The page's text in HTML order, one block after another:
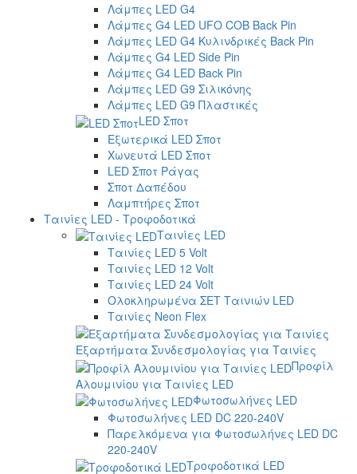
Λάμπες LED G4
Λάμπες G4 LED UFO COB Back Pin
Λάμπες LED G4 Κυλινδρικές Back Pin
Λάμπες G4 LED Side Pin
Λάμπες G4 LED Back Pin
Λάμπες LED G9 Σιλικόνης
Λάμπες LED G9 Πλαστικές
LED Σποτ
Εξωτερικά LED Σποτ
Χωνευτά LED Σποτ
LED Σποτ Ράγας
Σποτ Δαπέδου
Λαμπτήρες Σποτ
Ταινίες LED - Τροφοδοτικά
Ταινίες LED
Ταινίες LED 5 Volt
Ταινίες LED 12 Volt
Ταινίες LED 24 Volt
Ολοκληρωμένα ΣΕΤ Ταινιών LED
Ταινίες Neon Flex
Εξαρτήματα Συνδεσμολογίας για Ταινίες
Προφίλ
Αλουμινίου για Ταινίες LED
Φωτοσωλήνες LED
Φωτοσωλήνες LED DC 220-240V
Παρελκόμενα για Φωτοσωλήνες LED DC
220-240V
Τροφοδοτικά LED